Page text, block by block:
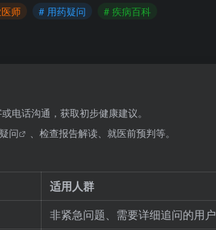
师 # 用药疑问 # 疾病百科
电话沟通，获取初步健康建议。
问
、检查报告解读、就医前预判等。
适用人群
非紧急问题、需要详细追问的用户